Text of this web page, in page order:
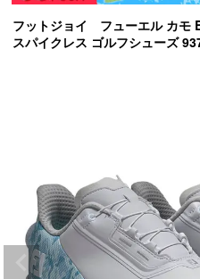
フットジョイ フューエル カモ
スパイクレス ゴルフシューズ